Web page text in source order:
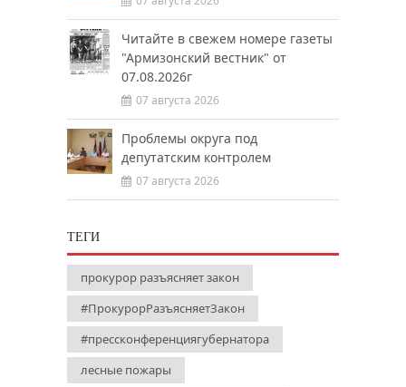
Читайте в свежем номере газеты
"Армизонский вестник" от
07.08.2026г
07 августа 2026
Проблемы округа под
депутатским контролем
07 августа 2026
ТЕГИ
прокурор разъясняет закон
#ПрокурорРазъясняетЗакон
#прессконференциягубернатора
лесные пожары